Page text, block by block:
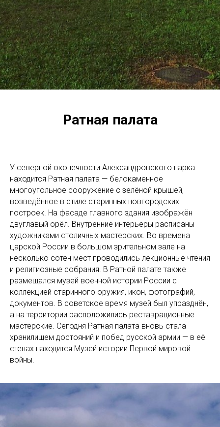
Ратная палата
У северной оконечности Александровского парка
находится Ратная палата — белокаменное
многоугольное сооружение с зелёной крышей,
возведённое в стиле старинных новгородских
построек. На фасаде главного здания изображён
двуглавый орёл. Внутренние интерьеры расписаны
художниками столичных мастерских. Во времена
царской России в большом зрительном зале на
несколько сотен мест проводились лекционные чтения
и религиозные собрания. В Ратной палате также
размещался музей военной истории России с
коллекцией старинного оружия, икон, фотографий,
документов. В советское время музей был упразднён,
а на территории расположились реставрационные
мастерские. Сегодня Ратная палата вновь стала
хранилищем достояний и побед русской армии — в её
стенах находится Музей истории Первой мировой
войны.